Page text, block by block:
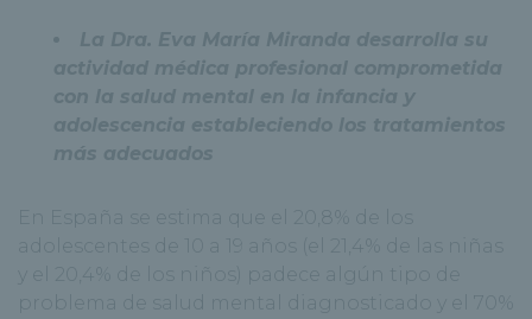
La Dra. Eva María Miranda desarrolla su
actividad médica profesional comprometida
con la salud mental en la infancia y
adolescencia estableciendo los tratamientos
más adecuados
En España se estima que el 20,8% de los
adolescentes de 10 a 19 años (el 21,4% de las niñas
y el 20,4% de los niños) padece algún tipo de
problema de salud mental diagnosticado y el 70%